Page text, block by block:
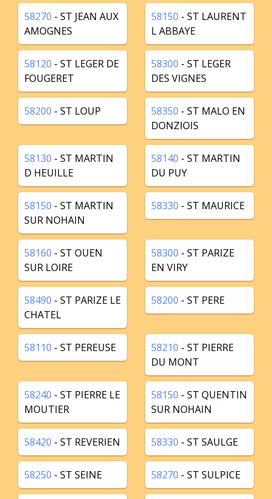
58270 - ST JEAN AUX
AMOGNES
58150 - ST LAURENT
L ABBAYE
58120 - ST LEGER DE
FOUGERET
58300 - ST LEGER
DES VIGNES
58200 - ST LOUP 58350 - ST MALO EN
DONZIOIS
58130 - ST MARTIN
D HEUILLE
58140 - ST MARTIN
DU PUY
58150 - ST MARTIN
SUR NOHAIN
58330 - ST MAURICE
58160 - ST OUEN
SUR LOIRE
58300 - ST PARIZE
EN VIRY
58490 - ST PARIZE LE
CHATEL
58200 - ST PERE
58110 - ST PEREUSE 58210 - ST PIERRE
DU MONT
58240 - ST PIERRE LE
MOUTIER
58150 - ST QUENTIN
SUR NOHAIN
58420 - ST REVERIEN 58330 - ST SAULGE
58250 - ST SEINE 58270 - ST SULPICE